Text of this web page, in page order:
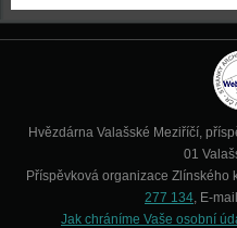
Hvězdárna Valašské Meziříčí,
01
Příspěvková organizace Zlínského
277 134, E-
Jak chráníme Vaše osobní